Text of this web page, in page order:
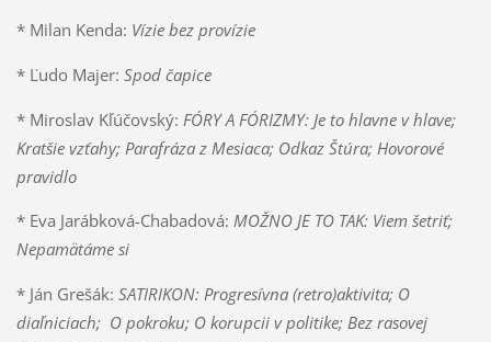
* Milan Kenda: Vízie bez provízie
* Ľudo Majer: Spod čapice
* Miroslav Kľúčovský: FÓRY A FÓRIZMY: Je to hlavne v hlave;
Kratšie vzťahy; Parafráza z Mesiaca; Odkaz Štúra; Hovorové
pravidlo
* Eva Jarábková-Chabadová: MOŽNO JE TO TAK: Viem šetriť;
Nepamätáme si
* Ján Grešák: SATIRIKON: Progresívna (retro)aktivita; O
diaľniciach; O pokroku; O korupcii v politike; Bez rasovej